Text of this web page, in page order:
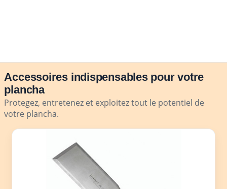
Accessoires indispensables pour votre
plancha
Protegez, entretenez et exploitez tout le potentiel de
votre plancha.